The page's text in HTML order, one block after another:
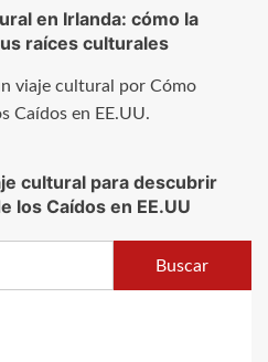
en Irlanda: cómo la
raíces culturales
cultural para descubrir
los Caídos en EE.UU